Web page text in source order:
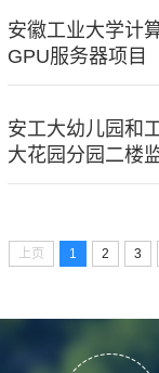
安徽工业大学计
GPU服务器项目
安工大幼儿园和
大花园分园二楼
上页 1 2 3